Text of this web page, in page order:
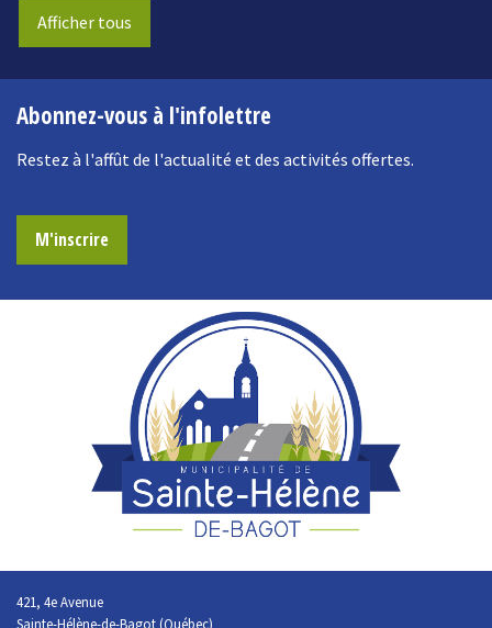
Afficher tous
Abonnez-vous à l'infolettre
Restez à l'affût de l'actualité et des activités offertes.
M'inscrire
421, 4e Avenue
Sainte-Hélène-de-Bagot (Québec)